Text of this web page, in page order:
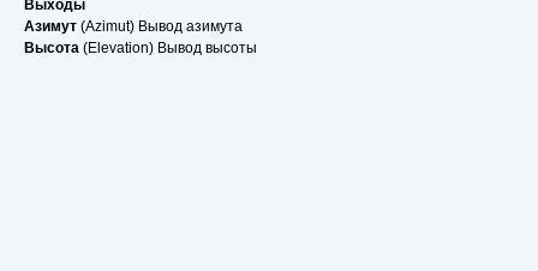
Выходы
Азимут (Azimut) Вывод азимута
Высота (Elevation) Вывод высоты